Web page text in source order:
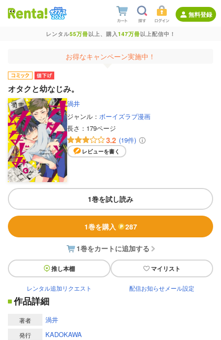
無料登録
レンタル55万冊以上、購入147万冊以上配信中！
お得なキャンペーン実施中！
オタクと幼なじみ。
渦井
ジャンル： ボーイズラブ漫画
長さ： 179ページ
3.2 (19件)
レビューを書く
1巻を試し読み
1巻を購入 287
1巻をカートに追加する
推し本棚 マイリスト
レンタル追加リクエスト 配信お知らせメール設定
作品詳細
著者 渦井
発行 KADOKAWA